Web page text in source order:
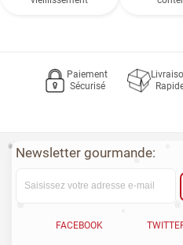
Paiement
Sécurisé
Newsletter gourmande:
FACEBOOK